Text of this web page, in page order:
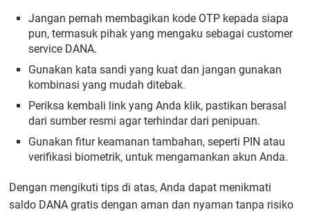
Jangan pernah membagikan kode OTP kepada siapa
pun, termasuk pihak yang mengaku sebagai customer
service DANA.
Gunakan kata sandi yang kuat dan jangan gunakan
kombinasi yang mudah ditebak.
Periksa kembali link yang Anda klik, pastikan berasal
dari sumber resmi agar terhindar dari penipuan.
Gunakan fitur keamanan tambahan, seperti PIN atau
verifikasi biometrik, untuk mengamankan akun Anda.
Dengan mengikuti tips di atas, Anda dapat menikmati
saldo DANA gratis dengan aman dan nyaman tanpa risiko